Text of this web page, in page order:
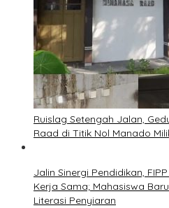
Ruislag Setengah Jalan,
Raad di Titik Nol Manado
Jalin Sinergi Pendidikan,
Kerja Sama; Mahasiswa
Literasi Penyiaran